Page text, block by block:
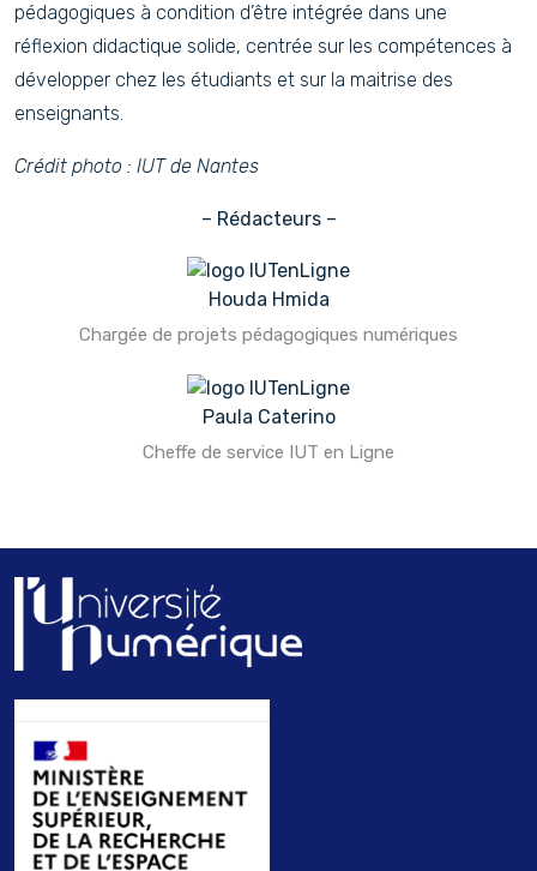
pédagogiques à condition d’être intégrée dans une
réflexion didactique solide, centrée sur les compétences à
développer chez les étudiants et sur la maitrise des
enseignants.
Crédit photo : IUT de Nantes
– Rédacteurs –
Houda Hmida
Chargée de projets pédagogiques numériques
Paula Caterino
Cheffe de service IUT en Ligne